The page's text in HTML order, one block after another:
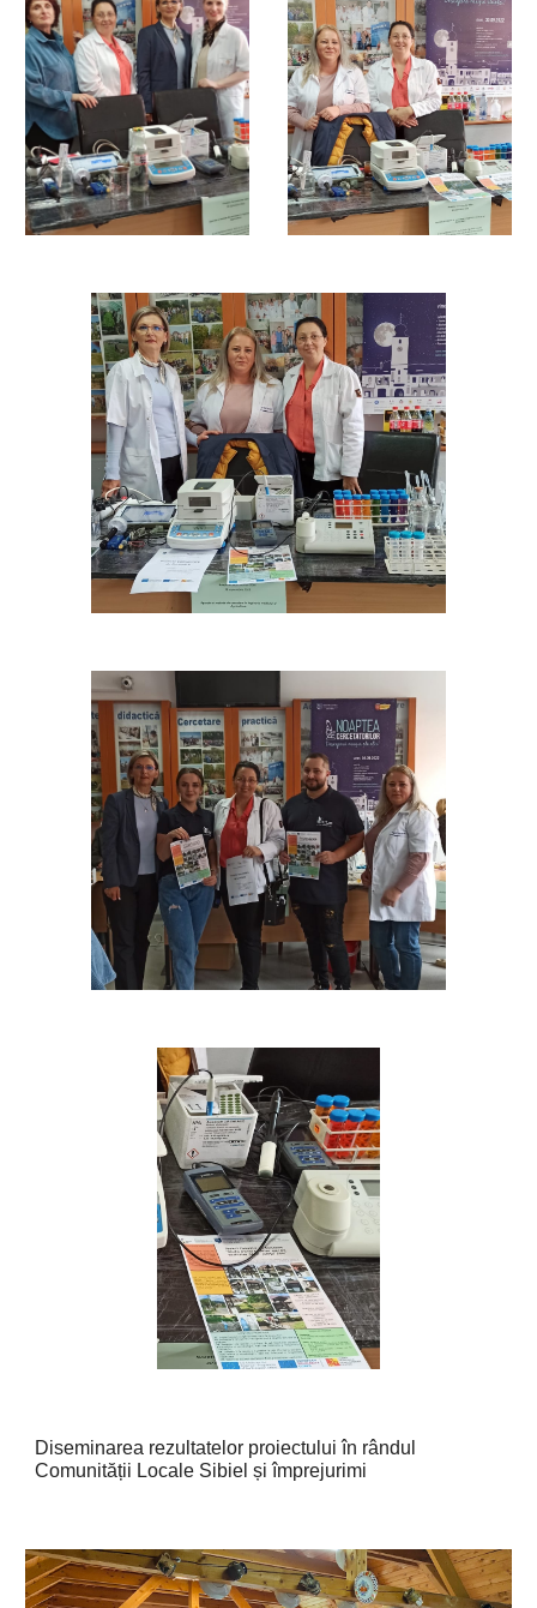
Diseminarea rezultatelor proiectului în rândul
Comunității Locale Sibiel și împrejurimi